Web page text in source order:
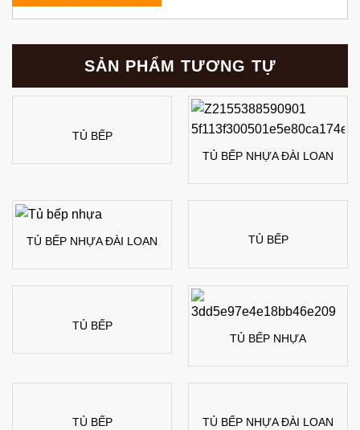
SẢN PHẨM TƯƠNG TỰ
TỦ BẾP
TỦ BẾP NHỰA ĐÀI LOAN
TỦ BẾP NHỰA ĐÀI LOAN TỦ BẾP
TỦ BẾP
TỦ BẾP NHỰA
TỦ BẾP TỦ BẾP NHỰA ĐÀI LOAN